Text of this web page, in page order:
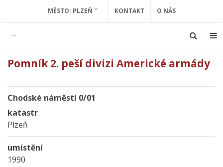
MĚSTO: PLZEŇ KONTAKT O NÁS
Pomník 2. peší divizi Americké armády
Chodské náměstí 0/01
katastr
Plzeň
umístění
1990